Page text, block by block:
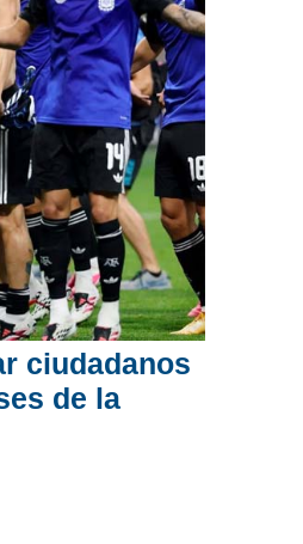
ciudadanos
de la